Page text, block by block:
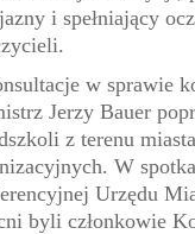
i spełniający
w sprawie
Jerzy Bauer
z terenu
W
Urzędu
byli członkowie